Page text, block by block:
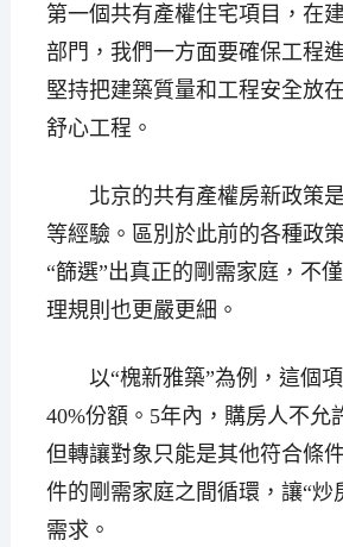
第一個共有產權住宅項目，在
部門，我們一方面要確保工程
堅持把建築質量和工程安全放
舒心工程。
北京的共有產權房新政策是
等經驗。區別於此前的各種政
“篩選”出真正的剛需家庭，不
理規則也更嚴更細。
以“槐新雅築”為例，這個項
40%份額。5年內，購房人不
但轉讓對象只能是其他符合條
件的剛需家庭之間循環，讓“
需求。